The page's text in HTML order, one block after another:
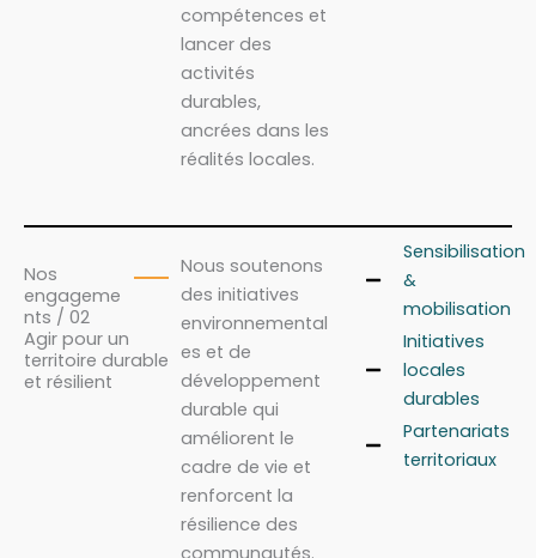
compétences et
lancer des
activités
durables,
ancrées dans les
réalités locales.
Nos
engageme
nts / 02
Agir pour un
territoire durable
et résilient
Nous soutenons
des initiatives
environnemental
es et de
développement
durable qui
améliorent le
cadre de vie et
renforcent la
résilience des
Sensibilisation
&
mobilisation
Initiatives
locales
durables
Partenariats
territoriaux